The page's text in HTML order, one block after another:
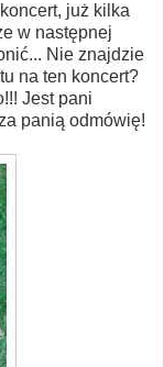
już kilka
w następnej
Nie znajdzie
na ten koncert?
Jest pani
panią odmówię!